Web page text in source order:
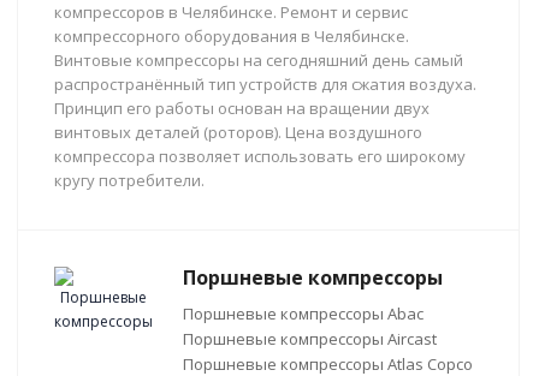
компрессоров в Челябинске. Ремонт и сервис
компрессорного оборудования в Челябинске.
Винтовые компрессоры на сегодняшний день самый
распространённый тип устройств для сжатия воздуха.
Принцип его работы основан на вращении двух
винтовых деталей (роторов). Цена воздушного
компрессора позволяет использовать его широкому
кругу потребители.
Поршневые компрессоры
Поршневые компрессоры Abac
Поршневые компрессоры Aircast
Поршневые компрессоры Atlas Copco